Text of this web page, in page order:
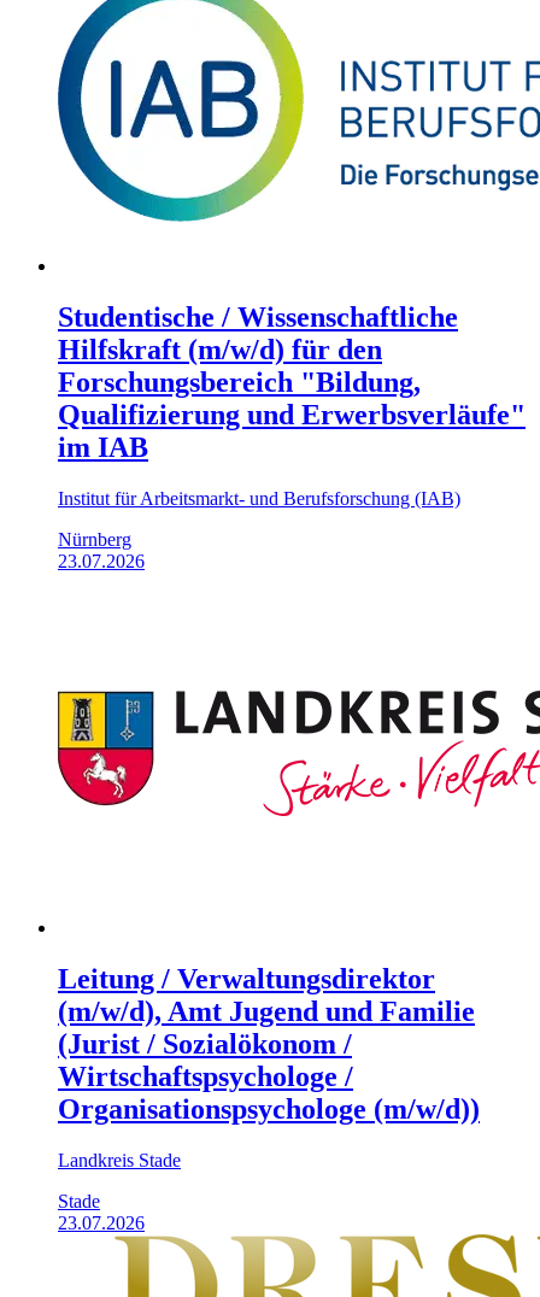
Studentische / Wissenschaftliche
Hilfskraft (m/w/d) für den
Forschungsbereich "Bildung,
Qualifizierung und Erwerbsverläufe"
im IAB
Institut für Arbeitsmarkt- und Berufsforschung (IAB)
Nürnberg
23.07.2026
Leitung / Verwaltungsdirektor
(m/w/d), Amt Jugend und Familie
(Jurist / Sozialökonom /
Wirtschaftspsychologe /
Organisationspsychologe (m/w/d))
Landkreis Stade
Stade
23.07.2026